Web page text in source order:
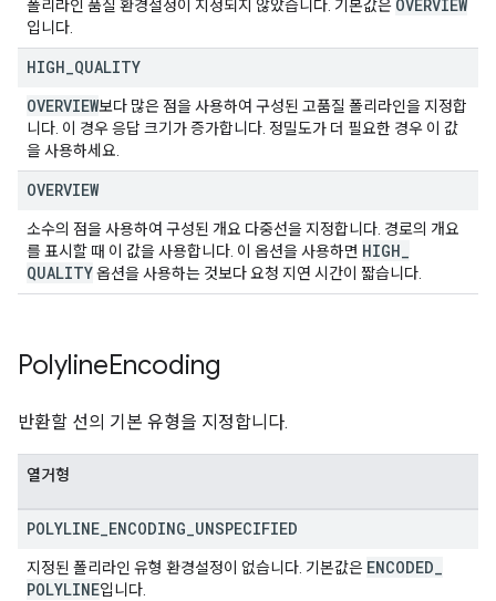
폴리라인 품질 환경설정이 지정되지 않았습니다. 기본값은 OVERVIEW
입니다.
HIGH QUALITY
OVERVIEW보다 많은 점을 사용하여 구성된 고품질 폴리라인을 지정합
니다. 이 경우 응답 크기가 증가합니다. 정밀도가 더 필요한 경우 이 값
을 사용하세요.
OVERVIEW
소수의 점을 사용하여 구성된 개요 다중선을 지정합니다. 경로의 개요
를 표시할 때 이 값을 사용합니다. 이 옵션을 사용하면 HIGH
QUALITY옵션을 사용하는 것보다 요청 지연 시간이 짧습니다.
PolylineEncoding
반환할 선의 기본 유형을 지정합니다.
열거형
POLYLINE ENCODING UNSPECIFIED
지정된 폴리라인 유형 환경설정이 없습니다. 기본값은 ENCODED
POLYLINE입니다.